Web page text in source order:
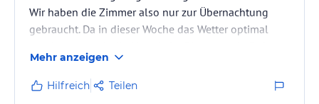
Wir haben die Zimmer also nur zur Übernachtung
gebraucht. Da in dieser Woche das Wetter optimal
bei erstklassigem Essen der Küche ausklingen
lassen.
Die Zimmer an sich benötigten wieder mal einer
Mehr anzeigen
Hilfreich Teilen